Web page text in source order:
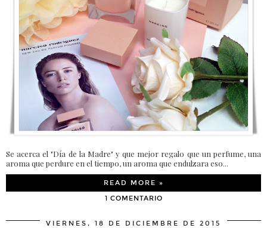
Se acerca el "Día de la Madre" y que mejor regalo que un perfume, una
aroma que perdure en el tiempo, un aroma que endulzara eso...
READ MORE »
1 COMENTARIO
VIERNES, 18 DE DICIEMBRE DE 2015